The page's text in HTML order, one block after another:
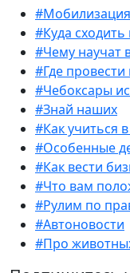
#Куда сходить
#Чему научат
#Где
#Чебоксары
#Знай наших
#Как учиться
#Особенные
#Как вести
#Что вам
#Рулим по
#Автоновости
#Про